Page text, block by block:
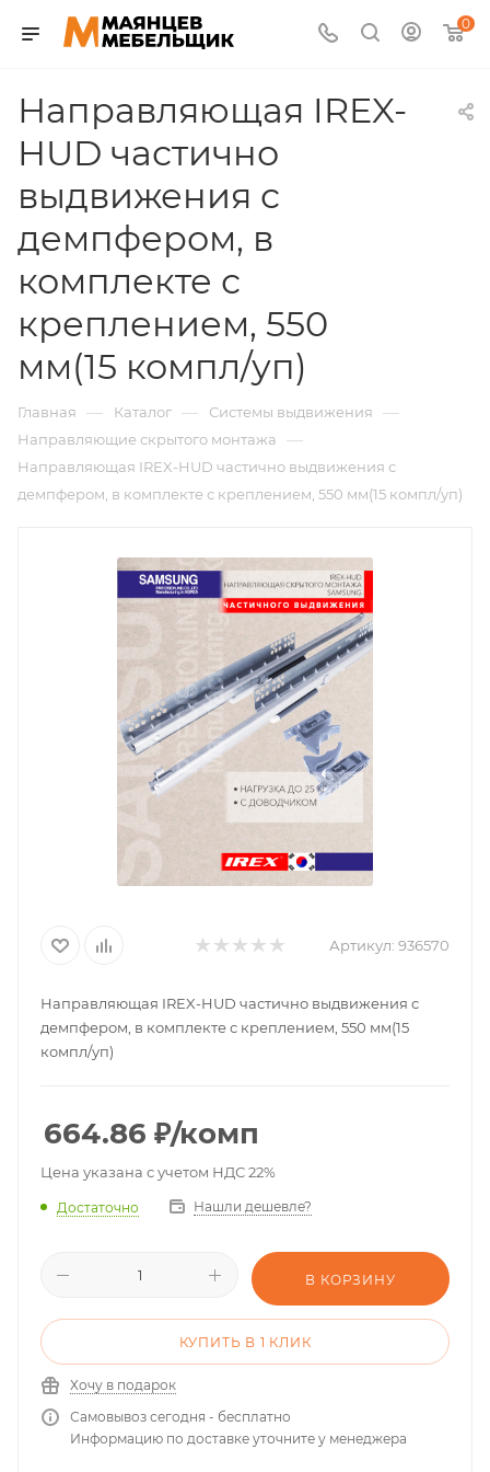
0
Направляющая IREX-
HUD частично
выдвижения с
демпфером, в
комплекте с
креплением, 550
мм(15 компл/уп)
Главная — Каталог — Системы выдвижения —
Направляющие скрытого монтажа —
Направляющая IREX-HUD частично выдвижения с
демпфером, в комплекте с креплением, 550 мм(15 компл/уп)
Артикул: 936570
Направляющая IREX-HUD частично выдвижения с
демпфером, в комплекте с креплением, 550 мм(15
компл/уп)
664.86 ₽/комп
Цена указана с учетом НДС 22%
Достаточно Нашли дешевле?
В КОРЗИНУ
КУПИТЬ В 1 КЛИК
Хочу в подарок
Самовывоз сегодня - бесплатно
Информацию по доставке уточните у менеджера